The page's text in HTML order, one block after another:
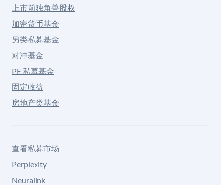
上市前独角兽股权
加密货币基金
另类私募基金
对冲基金
PE 私募基金
固定收益
房地产类基金
查看私募市场
Perplexity
Neuralink